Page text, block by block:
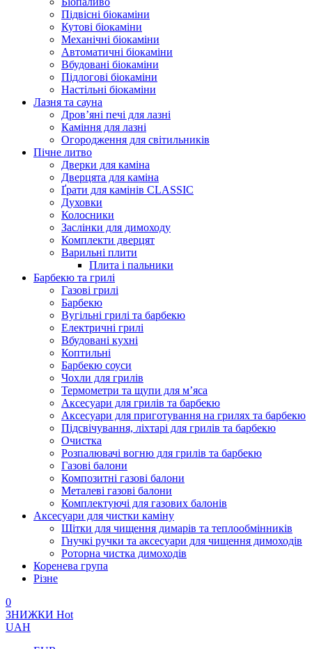
Підвісні біокаміни
Кутові біокаміни
Механічні біокаміни
Автоматичні біокаміни
Вбудовані біокаміни
Підлогові біокаміни
Настільні біокаміни
Лазня та сауна
Дров’яні печі для лазні
Каміння для лазні
Огородження для світильників
Пічне литво
Дверки для каміна
Дверцята для каміна
Ґрати для камінів CLASSIC
Духовки
Колосники
Заслінки для димоходу
Комплекти дверцят
Варильні плити
Плита і пальники
Барбекю та грилі
Газові грилі
Барбекю
Вугільні грилі та барбекю
Електричні грилі
Вбудовані кухні
Коптильні
Барбекю соуси
Чохли для грилів
Термометри та щупи для м’яса
Аксесуари для грилів та барбекю
Аксесуари для приготування на грилях та барбекю
Підсвічування, ліхтарі для грилів та барбекю
Очистка
Розпалювачі вогню для грилів та барбекю
Газові балони
Композитні газові балони
Металеві газові балони
Комплектуючі для газових балонів
Аксесуари для чистки каміну
Щітки для чищення димарів та теплообмінників
Гнучкі ручки та аксесуари для чищення димоходів
Роторна чистка димоходів
Коренева група
Різне
0
ЗНИЖКИ Hot
UAH